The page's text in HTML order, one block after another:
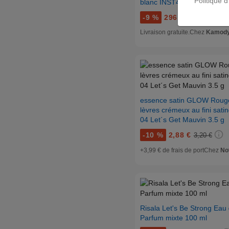
blanc INST487
-9 % 296,10 €
Livraison gratuite.Chez
essence satin GLOW
lèvres crémeux au fini
04 Let´s Get Mauvin 3.5 g
-10 % 2,88 € 3,20 €
+3,99 € de frais de portChez
Risala Let's Be Strong Eau
Parfum mixte 100 ml